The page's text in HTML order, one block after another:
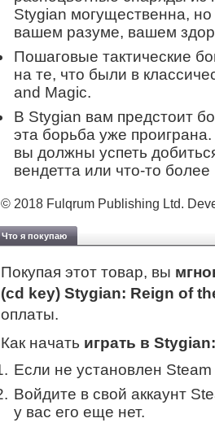
Stygian могущественна, но
вашем разуме, вашем
Пошаговые тактические
на те, что были в
and Magic.
В Stygian вам предстоит
эта борьба уже
вы должны успеть
вендетта или что-то
© 2018 Fulqrum Publishing Ltd.
Что я покупаю
Покупая этот товар, вы
(cd key) Stygian: Reign of
оплаты.
Как начать играть в
Если не установлен
Войдите в свой аккаунт
у вас его еще нет.